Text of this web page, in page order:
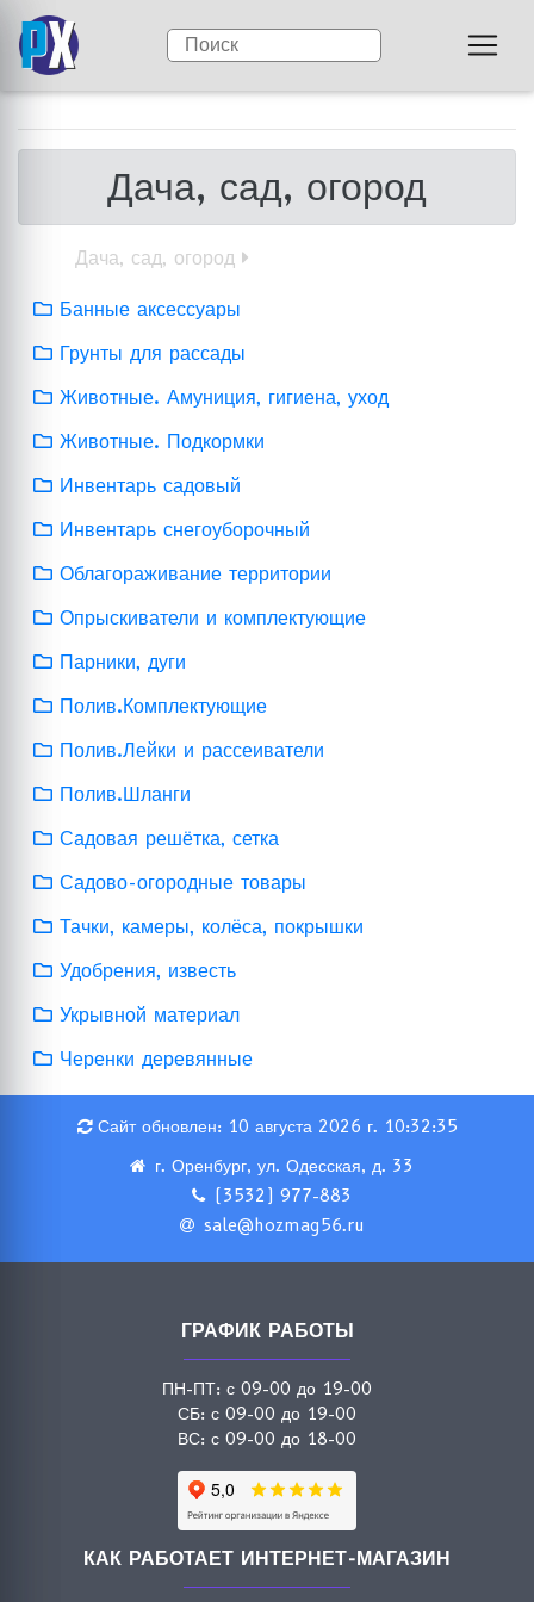
Дача, сад, огород
Дача, сад, огород
Банные аксессуары
Грунты для рассады
Животные. Амуниция, гигиена, уход
Животные. Подкормки
Инвентарь садовый
Инвентарь снегоуборочный
Облагораживание территории
Опрыскиватели и комплектующие
Парники, дуги
Полив.Комплектующие
Полив.Лейки и рассеиватели
Полив.Шланги
Садовая решётка, сетка
Садово-огородные товары
Тачки, камеры, колёса, покрышки
Удобрения, известь
Укрывной материал
Черенки деревянные
Сайт обновлен: 10 августа 2026 г. 10:32:35
г. Оренбург, ул. Одесская, д. 33
(3532) 977-883
sale@hozmag56.ru
ГРАФИК РАБОТЫ
ПН-ПТ: с 09-00 до 19-00
СБ: с 09-00 до 19-00
ВС: с 09-00 до 18-00
КАК РАБОТАЕТ ИНТЕРНЕТ-МАГАЗИН